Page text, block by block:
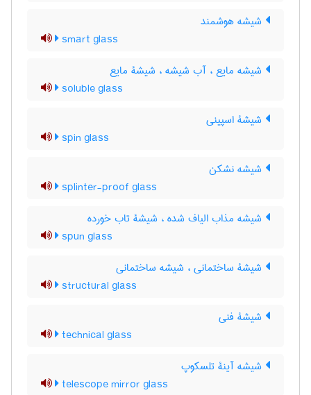
شیشه هوشمند
smart glass
شیشه مایع ، آب شیشه ، شیشۀ مایع
soluble glass
شیشۀ اسپینی
spin glass
شیشه نشکن
splinter-proof glass
شیشه مذاب الیاف شده ، شیشۀ تاب خورده
spun glass
شیشۀ ساختمانی ، شیشه ساختمانی
structural glass
شیشۀ فنی
technical glass
شیشه آینۀ تلسکوپ
telescope mirror glass